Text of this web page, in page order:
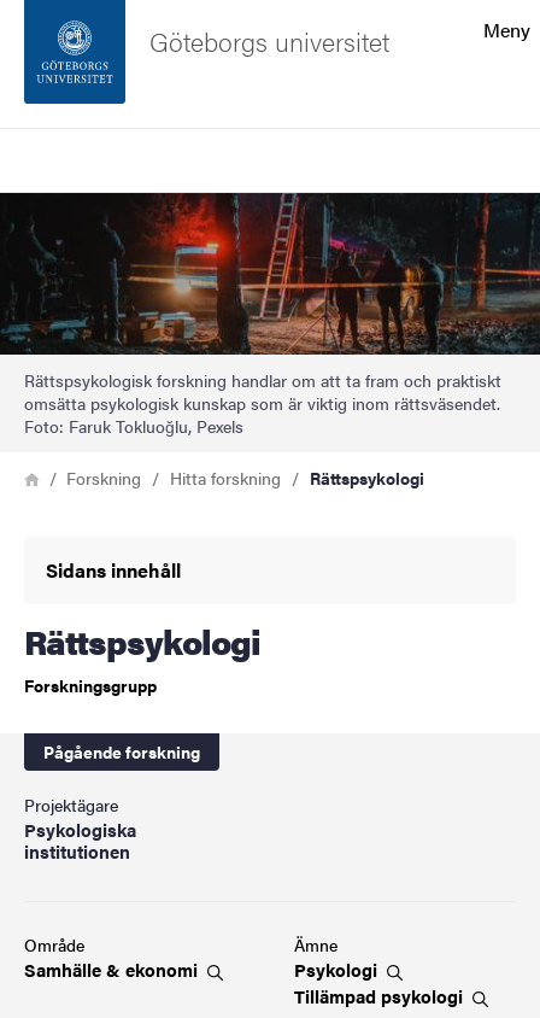
Sidfoten
Om webbplatsen
Meny
Göteborgs universitet
Bild
Rättspsykologisk forskning handlar om att ta fram och praktiskt
omsätta psykologisk kunskap som är viktig inom rättsväsendet.
Foto: Faruk Tokluoğlu, Pexels
Länkstig
HemForskning Hitta forskning Rättspsykologi
Sidans innehåll
Rättspsykologi
Forskningsgrupp
Pågående forskning
Projektägare
Psykologiska
institutionen
Område
Samhälle & ekonomi
Ämne
Psykologi
Tillämpad psykologi